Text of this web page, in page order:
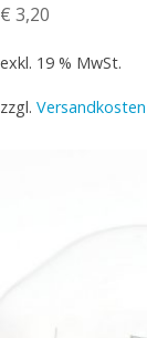
€ 3,20
exkl. 19 % MwSt.
zzgl. Versandkosten